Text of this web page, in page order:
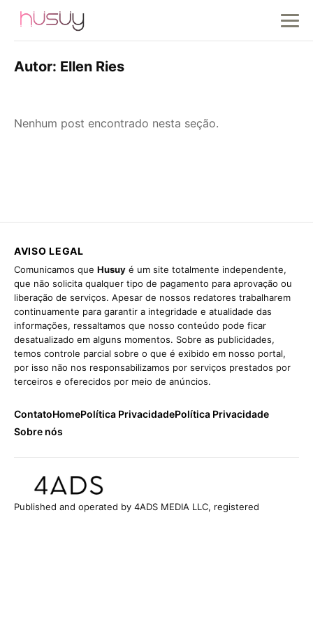
Autor: Ellen Ries
Nenhum post encontrado nesta seção.
AVISO LEGAL
Comunicamos que Husuy é um site totalmente independente,
que não solicita qualquer tipo de pagamento para aprovação ou
liberação de serviços. Apesar de nossos redatores trabalharem
continuamente para garantir a integridade e atualidade das
informações, ressaltamos que nosso conteúdo pode ficar
desatualizado em alguns momentos. Sobre as publicidades,
temos controle parcial sobre o que é exibido em nosso portal,
por isso não nos responsabilizamos por serviços prestados por
terceiros e oferecidos por meio de anúncios.
ContatoHomePolítica PrivacidadePolítica Privacidade
Sobre nós
Published and operated by 4ADS MEDIA LLC, registered